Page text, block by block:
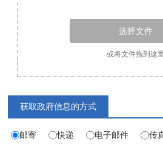
选择文件
或将文件拖到这里
获取政府信息的方式
邮寄 快递 电子邮件 传